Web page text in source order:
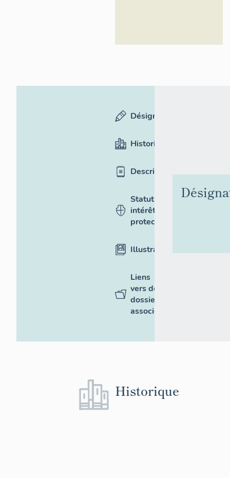
Désignation
Historique
Description
Statut,
intérêt et
protection
Illustrations
Liens
vers des
dossiers
associés
Historique